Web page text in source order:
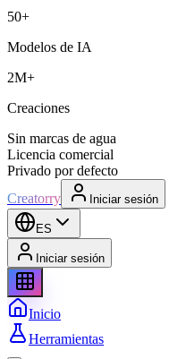
50+
Modelos de IA
2M+
Creaciones
Sin marcas de agua
Licencia comercial
Privado por defecto
Creatorry
Iniciar sesión
ES
Iniciar sesión
Inicio
Herramientas